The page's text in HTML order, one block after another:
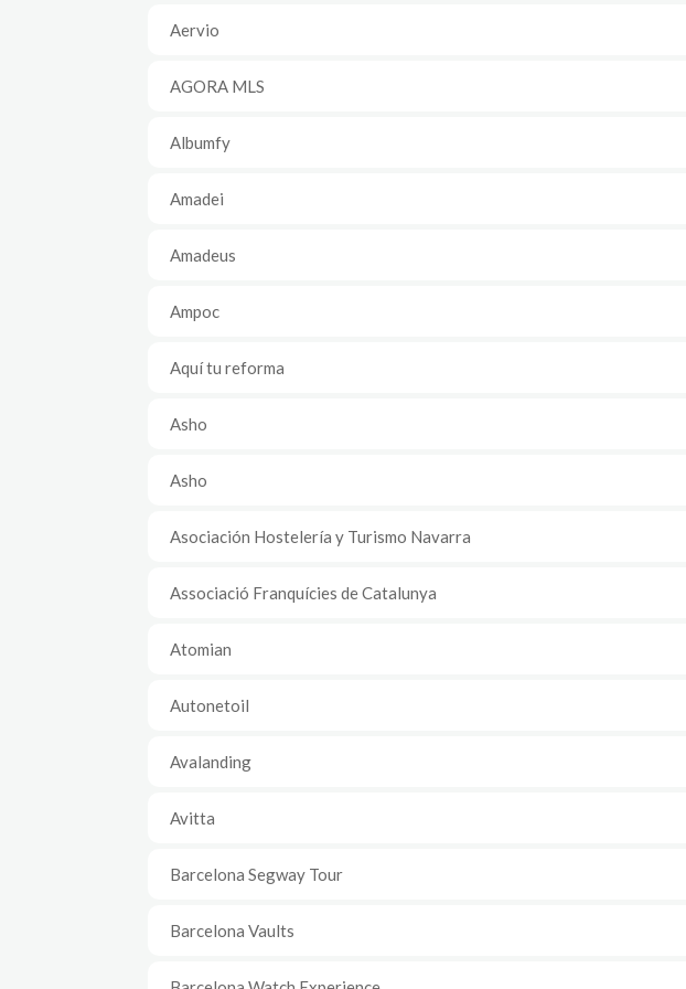
Aervio
AGORA MLS
Albumfy
Amadei
Amadeus
Ampoc
Aquí tu reforma
Asho
Asho
Asociación Hostelería y Turismo Navarra
Associació Franquícies de Catalunya
Atomian
Autonetoil
Avalanding
Avitta
Barcelona Segway Tour
Barcelona Vaults